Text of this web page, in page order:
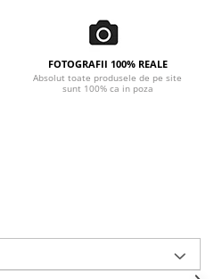
FOTOGRAFII 100% REALE
Absolut toate produsele de pe site
sunt 100% ca in poza